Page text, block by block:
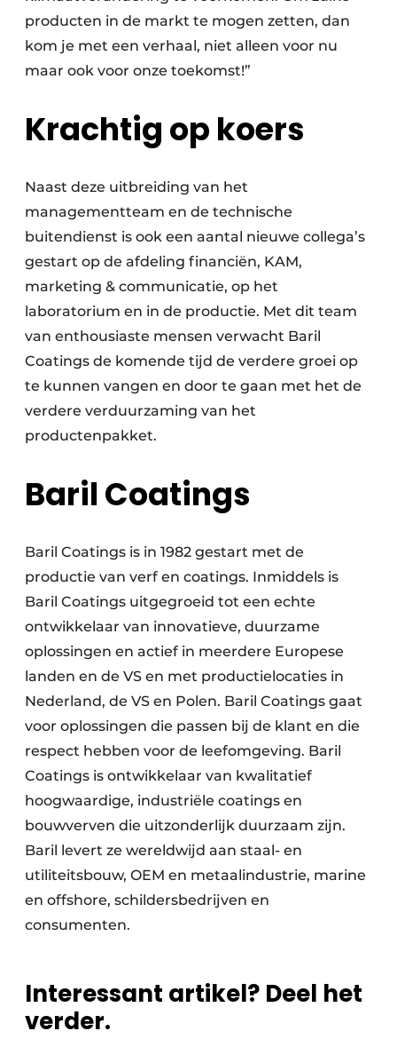
producten in de markt te mogen zetten, dan
kom je met een verhaal, niet alleen voor nu
maar ook voor onze toekomst!”
Krachtig op koers
Naast deze uitbreiding van het
managementteam en de technische
buitendienst is ook een aantal nieuwe collega’s
gestart op de afdeling financiën, KAM,
marketing & communicatie, op het
laboratorium en in de productie. Met dit team
van enthousiaste mensen verwacht Baril
Coatings de komende tijd de verdere groei op
te kunnen vangen en door te gaan met het de
verdere verduurzaming van het
productenpakket.
Baril Coatings
Baril Coatings is in 1982 gestart met de
productie van verf en coatings. Inmiddels is
Baril Coatings uitgegroeid tot een echte
ontwikkelaar van innovatieve, duurzame
oplossingen en actief in meerdere Europese
landen en de VS en met productielocaties in
Nederland, de VS en Polen. Baril Coatings gaat
voor oplossingen die passen bij de klant en die
respect hebben voor de leefomgeving. Baril
Coatings is ontwikkelaar van kwalitatief
hoogwaardige, industriële coatings en
bouwverven die uitzonderlijk duurzaam zijn.
Baril levert ze wereldwijd aan staal- en
utiliteitsbouw, OEM en metaalindustrie, marine
en offshore, schildersbedrijven en
consumenten.
Interessant artikel? Deel het
verder.